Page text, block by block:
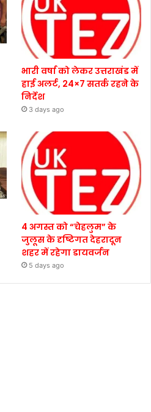
भारी वर्षा को लेकर उत्तराखंड में
हाई अलर्ट, 24×7 सतर्क रहने के
निर्देश
3 days ago
4 अगस्त को “चेहलुम” के
जुलूस के दृष्टिगत देहरादून
शहर में रहेगा डायवर्जन
5 days ago